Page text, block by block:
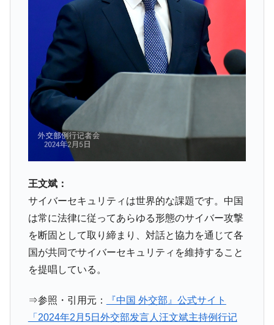
『Money1』
【速報】韓国株式市場の暴落・本日07月29
日(水)もサイドカー・サーキットブレイカーの二段コンボ
『Money1』
IT産業は人を雇用する効果は低い。全産業の
半分未満しか雇用を生まない
『Money1』
韓国「株式市場が賭博場のように変質した
のは政界の責任だ」
『Money1』
レイカーも発動！ 半導体2銘柄の暴落
Fact1
日本の誇る海洋資源調査船『白嶺』は先進技術の
塊！
Fact1
夏の甲子園、優勝校を最も多く輩出している都道
府県とは？
今話題の「楽天ライオンズ」とは？
Fact1 奇跡の毛色「白毛馬」とは？
王文斌：
サイバーセキュリティは世界的な課題です。中国
は常に法律に従ってあらゆる形態のサイバー攻撃
を断固として取り締まり、対話と協力を通じて各
国が共同でサイバーセキュリティを維持すること
を提唱している。
⇒参照・引用元：
『中国 外交部』公式サイト
「2024年2月5日外交部发言人汪文斌主持例行记